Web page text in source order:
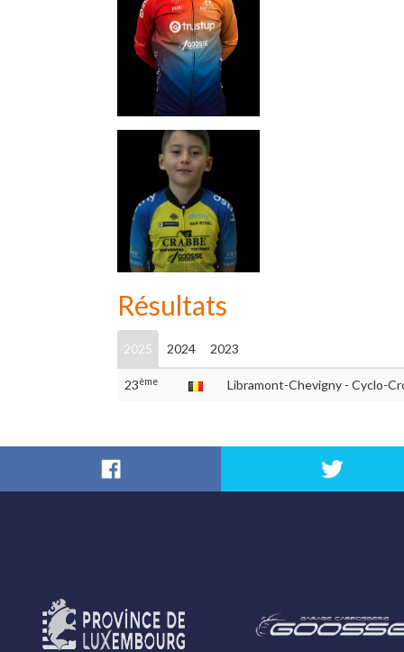
Résultats
2025 2024 2023
23ème Libramont-Chevigny - Cyclo-